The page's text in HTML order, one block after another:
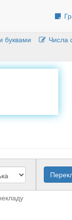
буквами Числа